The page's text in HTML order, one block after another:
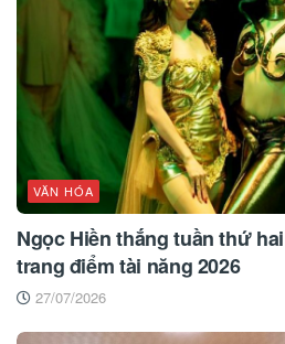
VĂN HÓA
Ngọc Hiền thắng tuần thứ
trang điểm tài năng 2026
27/07/2026